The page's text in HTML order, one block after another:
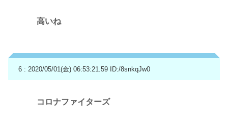
高いね
6 : 2020/05/01(金) 06:53:21.59 ID:/8snkqJw0
コロナファイターズ